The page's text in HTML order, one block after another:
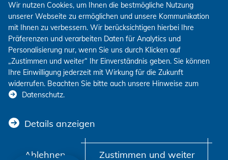
Wir nutzen Cookies, um Ihnen die bestmögliche Nutzung
unserer Webseite zu ermöglichen und unsere Kommunikation
mit Ihnen zu verbessern. Wir berücksichtigen hierbei Ihre
Präferenzen und verarbeiten Daten für Analytics und
Personalisierung nur, wenn Sie uns durch Klicken auf
„Zustimmen und weiter“ Ihr Einverständnis geben. Sie können
Ihre Einwilligung jederzeit mit Wirkung für die Zukunft
widerrufen. Beachten Sie bitte auch unsere Hinweise zum
Datenschutz.
Details anzeigen
Ablehnen Zustimmen und weiter